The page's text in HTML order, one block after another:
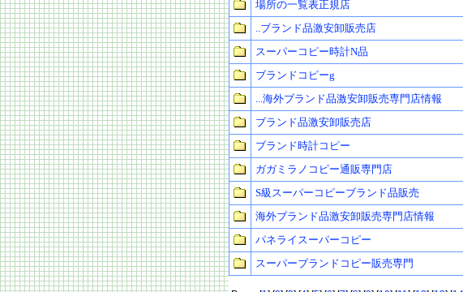
場所の一覧表正規店
..ブランド品激安卸販売店
スーパーコピー時計N品
ブランドコピーg
...海外ブランド品激安卸販売専門店情報
ブランド品激安卸販売店
ブランド時計コピー
ガガミラノコピー通販専門店
S級スーパーコピーブランド品販売
海外ブランド品激安卸販売専門店情報
パネライスーパーコピー
スーパーブランドコピー販売専門